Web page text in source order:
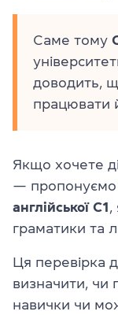
Саме тому
доводить,
працювати
Якщо хочете
— пропонуємо
англійської С1
граматики та
Ця перевірка
визначити, чи
навички чи